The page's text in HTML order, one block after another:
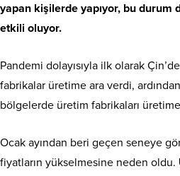
yapan kişilerde yapıyor, bu durum
etkili oluyor.
Pandemi dolayısıyla ilk olarak
fabrikalar üretime ara verdi,
bölgelerde üretim fabrikaları
Ocak ayından beri geçen seneye
fiyatların yükselmesine neden oldu.